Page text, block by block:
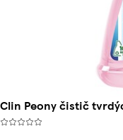
Clin Peony čistič